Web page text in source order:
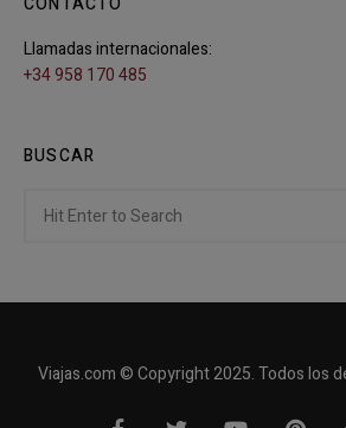
Llamadas internacionales:
+34 958 170 485
BUSCAR
for:
Viajas.com © Copyright 2025. Todos los